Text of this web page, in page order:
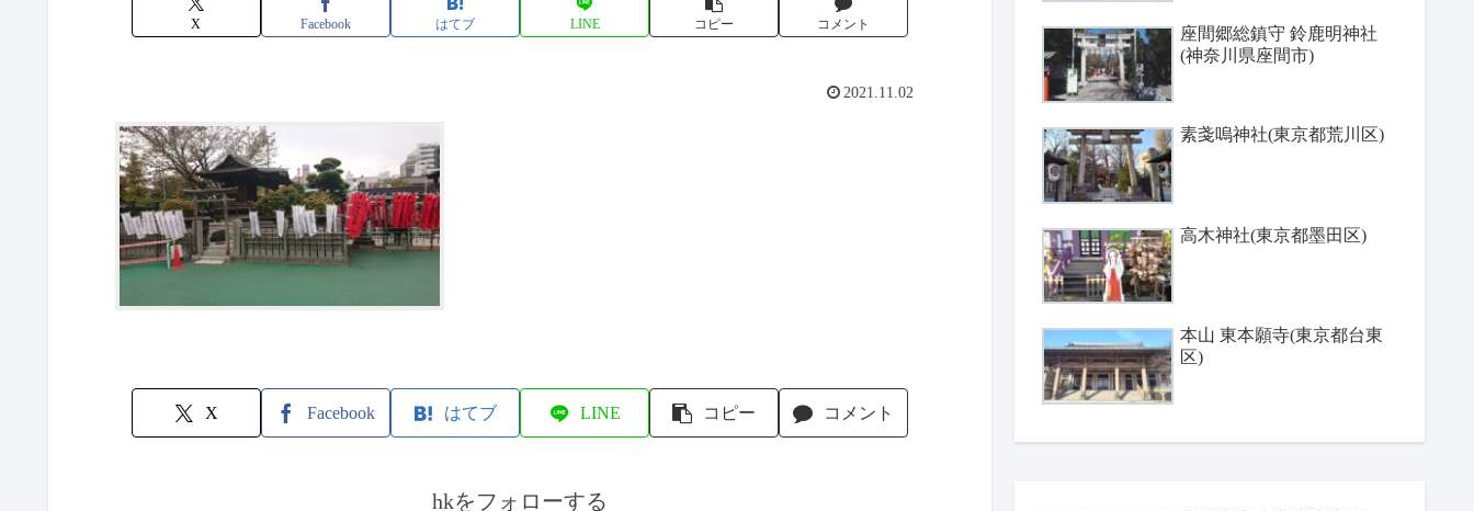
X Facebook はてブ LINE コピー コメント
2021.11.02
X Facebook はてブ LINE コピー コメント
hkをフォローする
座間郷総鎮守 鈴鹿明神社
(神奈川県座間市)
素戔嗚神社(東京都荒川区)
高木神社(東京都墨田区)
本山 東本願寺(東京都台東
区)